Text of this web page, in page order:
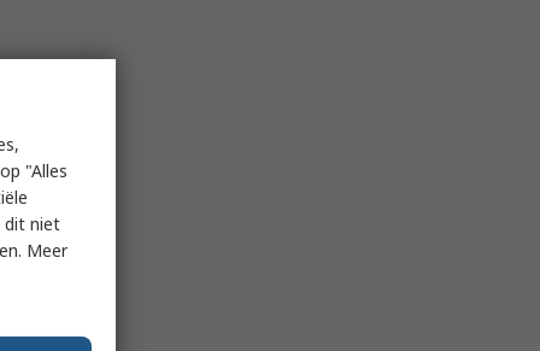
"Alles
dit niet
Meer